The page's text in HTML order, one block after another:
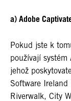
a) Adobe
Pokud jste k
používají
jehož
Software
Riverwalk, City